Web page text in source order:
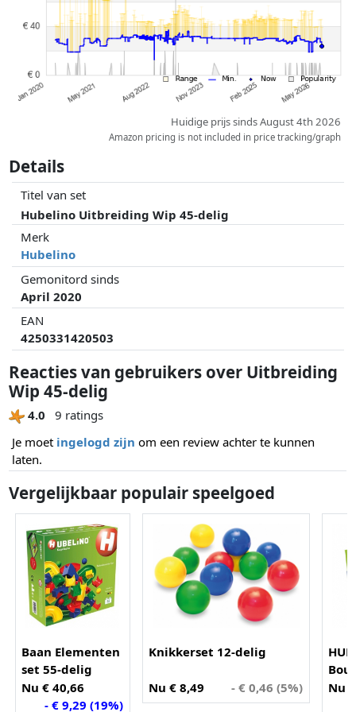
Huidige prijs sinds August 4th 2026
Amazon pricing is not included in price tracking/graph
Details
Titel van set
Hubelino Uitbreiding Wip 45-delig
Merk
Hubelino
Gemonitord sinds
April 2020
EAN
4250331420503
Reacties van gebruikers over Uitbreiding
Wip 45-delig
4.0
9 ratings
Je moet ingelogd zijn om een review achter te kunnen
laten.
Vergelijkbaar populair speelgoed
Baan Elementen
set 55-delig
Nu € 40,66
- € 9,29 (19%)
Knikkerset 12-delig
Nu € 8,49 - € 0,46 (5%)
Nu